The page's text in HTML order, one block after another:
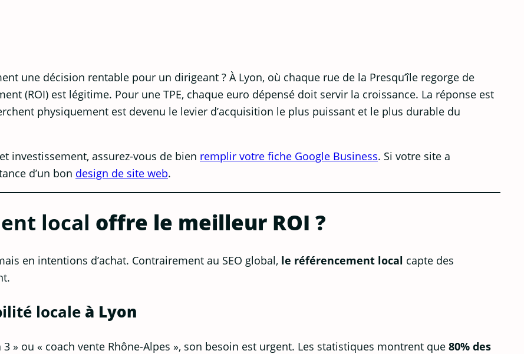
une décision rentable pour un dirigeant ? À Lyon, où chaque rue de la Presqu’île regorge de
(ROI) est légitime. Pour une TPE, chaque euro dépensé doit servir la croissance. La réponse est
physiquement est devenu le levier d’acquisition le plus puissant et le plus durable du
investissement, assurez-vous de bien remplir votre fiche Google Business. Si votre site a
d’un bon design de site web.
local offre le meilleur ROI ?
en intentions d’achat. Contrairement au SEO global, le référencement local capte des
locale à Lyon
» ou « coach vente Rhône-Alpes », son besoin est urgent. Les statistiques montrent que 80% des